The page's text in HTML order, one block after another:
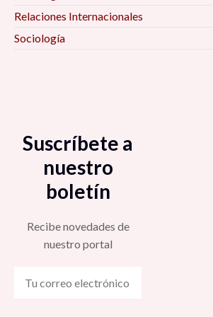
Relaciones Internacionales
Sociología
Suscríbete a
nuestro
boletín
Recibe novedades de
nuestro portal